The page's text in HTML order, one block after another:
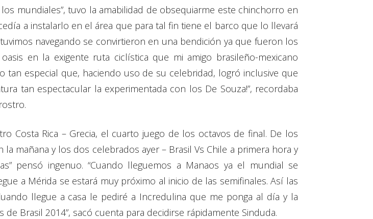
mundiales”, tuvo la amabilidad de obsequiarme este chinchorro en
a instalarlo en el área que para tal fin tiene el barco que lo llevará
navegando se convirtieron en una bendición ya que fueron los
en la exigente ruta ciclística que mi amigo brasileño-mexicano
tan especial que, haciendo uso de su celebridad, logró inclusive que
tan espectacular la experimentada con los De Souza!”, recordaba
Costa Rica – Grecia, el cuarto juego de los octavos de final. De los
mañana y los dos celebrados ayer – Brasil Vs Chile a primera hora y
pensó ingenuo. “Cuando lleguemos a Manaos ya el mundial se
a Mérida se estará muy próximo al inicio de las semifinales. Así las
llegue a casa le pediré a Incredulina que me ponga al día y la
Brasil 2014”, sacó cuenta para decidirse rápidamente Sinduda.